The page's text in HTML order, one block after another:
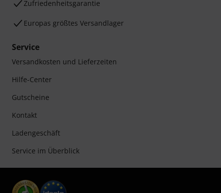
Zufriedenheitsgarantie
Europas größtes Versandlager
Service
Versandkosten und Lieferzeiten
Hilfe-Center
Gutscheine
Kontakt
Ladengeschäft
Service im Überblick